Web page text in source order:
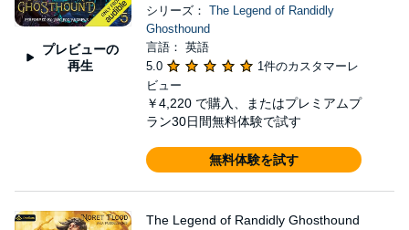
プレビューの
再生
シリーズ： The Legend of Randidly
Ghosthound
言語： 英語
5.0
1件のカスタマーレ
ビュー
￥4,220 で購入、またはプレミアムプ
ラン30日間無料体験で試す
無料体験を試す
The Legend of Randidly Ghosthound